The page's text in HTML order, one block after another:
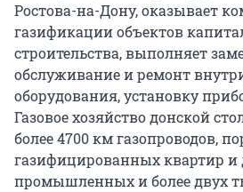
Ростова-на-Дону, оказывает
газификации объектов
строительства, выполняет
обслуживание и ремонт
оборудования, установку
Газовое хозяйство донской
более 4700 км газопроводов,
газифицированных квартир и
промышленных и более двух